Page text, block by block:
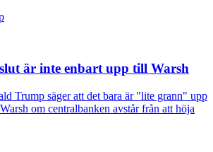
är inte enbart upp till Warsh
Trump säger att det bara är "lite grann" upp
om centralbanken avstår från att höja